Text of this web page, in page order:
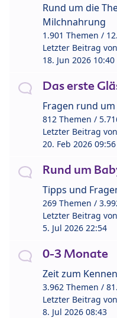
Rund um die
Milchnahrung
1.901 Themen /
Letzter Beitrag von
18. Jun 2026 10:40
Das erste
Fragen rund
812 Themen /
Letzter Beitrag von
20. Feb 2026 09:56
Rund um
Tipps und
269 Themen /
Letzter Beitrag von
5. Jul 2026 22:54
0-3 Monate
Zeit zum
3.962 Themen /
Letzter Beitrag von
8. Jul 2026 08:43